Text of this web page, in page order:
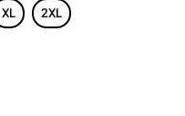
XL 2XL